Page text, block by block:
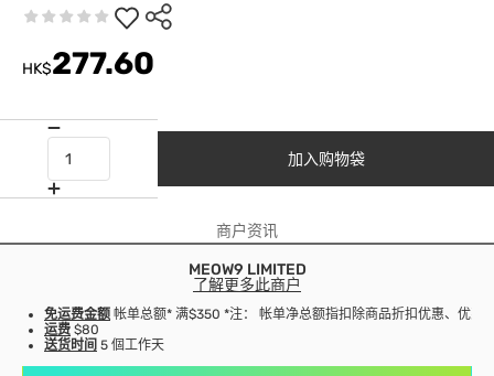
HK$277.60
加入购物袋
商户资讯
MEOW9 LIMITED
了解更多此商户
免运费金额 帐单总额* 满$350 *注： 帐单净总额指扣除商品折扣优惠、优惠
运费 $80
送货时间 5 個工作天